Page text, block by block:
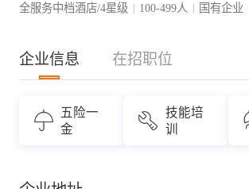
全服务中档酒店/4星级 | 100-499人 | 国有企业
企业信息 在招职位
五险一
金
技能培
训